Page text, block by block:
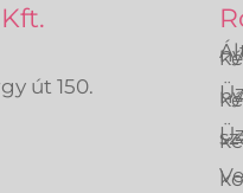
út 150.